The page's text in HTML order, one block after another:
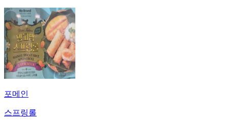
포메인
스프링롤